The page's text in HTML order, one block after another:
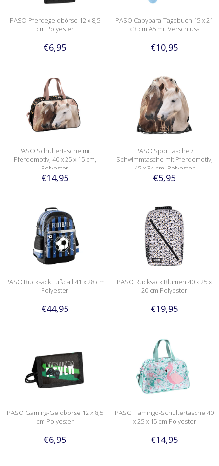
PASO Pferdegeldbörse 12 x 8,5
cm Polyester
€6,95
PASO Capybara-Tagebuch 15 x 21
x 3 cm A5 mit Verschluss
€10,95
PASO Schultertasche mit
Pferdemotiv, 40 x 25 x 15 cm,
Polyester
€14,95
PASO Sporttasche /
Schwimmtasche mit Pferdemotiv,
45 x 34 cm, Polyester
€5,95
PASO Rucksack Fußball 41 x 28 cm
Polyester
€44,95
PASO Rucksack Blumen 40 x 25 x
20 cm Polyester
€19,95
PASO Gaming-Geldbörse 12 x 8,5
cm Polyester
€6,95
PASO Flamingo-Schultertasche 40
x 25 x 15 cm Polyester
€14,95